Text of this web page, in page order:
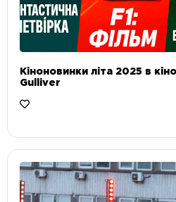
Кіноновинки літа 2025 в
Gulliver